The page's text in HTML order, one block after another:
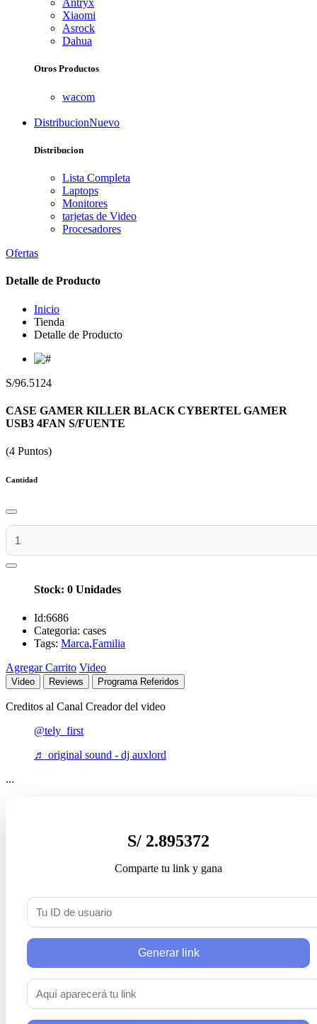
Antryx
Xiaomi
Asrock
Dahua
Otros Productos
wacom
DistribucionNuevo
Distribucion
Lista Completa
Laptops
Monitores
tarjetas de Video
Procesadores
Ofertas
Detalle de Producto
Inicio
Tienda
Detalle de Producto
S/96.5124
CASE GAMER KILLER BLACK CYBERTEL GAMER
USB3 4FAN S/FUENTE
(4 Puntos)
Cantidad
Stock: 0 Unidades
Id:6686
Categoria: cases
Tags: Marca,Familia
Agregar Carrito Video
Video Reviews Programa Referidos
Creditos al Canal Creador del video
@tely_first
♬ original sound - dj auxlord
...
S/ 2.895372
Comparte tu link y gana
Generar link